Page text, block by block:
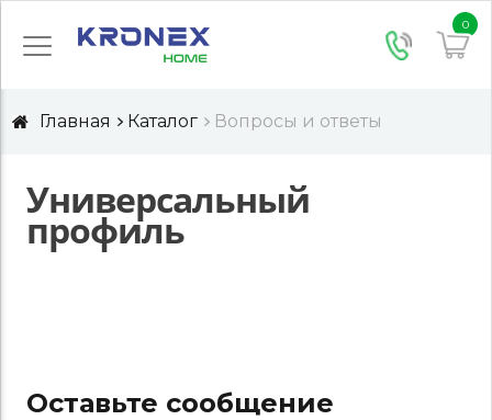
0
Главная Каталог Вопросы и ответы
Универсальный
профиль
Оставьте сообщение